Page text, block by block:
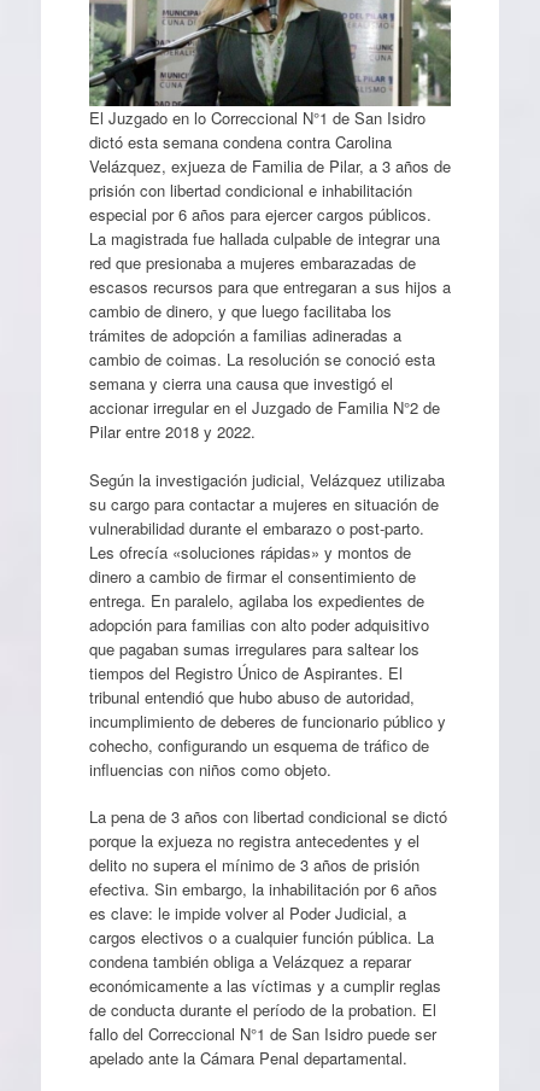
El Juzgado en lo Correccional N°1 de San Isidro
dictó esta semana condena contra Carolina
Velázquez, exjueza de Familia de Pilar, a 3 años de
prisión con libertad condicional e inhabilitación
especial por 6 años para ejercer cargos públicos.
La magistrada fue hallada culpable de integrar una
red que presionaba a mujeres embarazadas de
escasos recursos para que entregaran a sus hijos a
cambio de dinero, y que luego facilitaba los
trámites de adopción a familias adineradas a
cambio de coimas. La resolución se conoció esta
semana y cierra una causa que investigó el
accionar irregular en el Juzgado de Familia N°2 de
Pilar entre 2018 y 2022.
Según la investigación judicial, Velázquez utilizaba
su cargo para contactar a mujeres en situación de
vulnerabilidad durante el embarazo o post-parto.
Les ofrecía «soluciones rápidas» y montos de
dinero a cambio de firmar el consentimiento de
entrega. En paralelo, agilaba los expedientes de
adopción para familias con alto poder adquisitivo
que pagaban sumas irregulares para saltear los
tiempos del Registro Único de Aspirantes. El
tribunal entendió que hubo abuso de autoridad,
incumplimiento de deberes de funcionario público y
cohecho, configurando un esquema de tráfico de
influencias con niños como objeto.
La pena de 3 años con libertad condicional se dictó
porque la exjueza no registra antecedentes y el
delito no supera el mínimo de 3 años de prisión
efectiva. Sin embargo, la inhabilitación por 6 años
es clave: le impide volver al Poder Judicial, a
cargos electivos o a cualquier función pública. La
condena también obliga a Velázquez a reparar
económicamente a las víctimas y a cumplir reglas
de conducta durante el período de la probation. El
fallo del Correccional N°1 de San Isidro puede ser
apelado ante la Cámara Penal departamental.